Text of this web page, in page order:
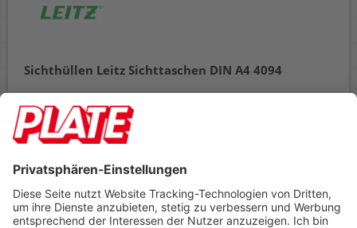
Sichthüllen Leitz Sichttaschen DIN A4 4094
PVC-Weichfolie 200my, genarbt, oben offen, Schutzklappe,
Aufhängeloch, Pack 50 Stück
Bestellnr.
10252539
ab Einheit
1
Packung 207,99 €